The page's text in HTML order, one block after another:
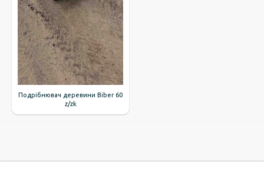
Подрібнювач деревини Biber 60
z/zk